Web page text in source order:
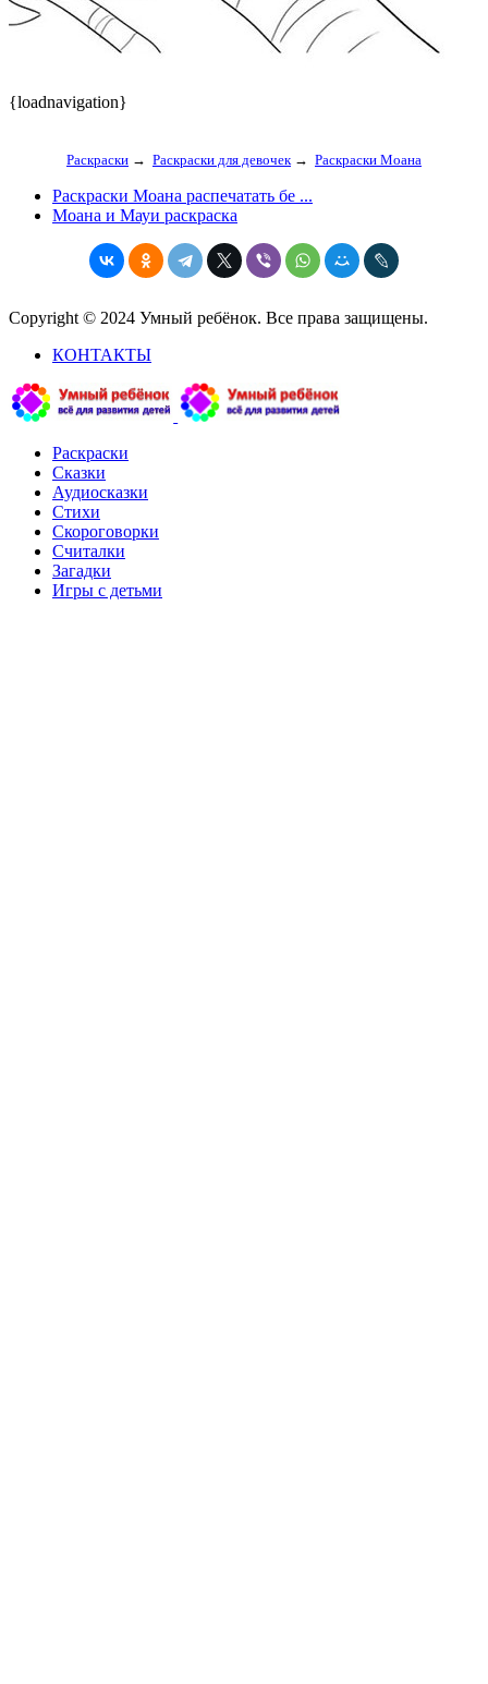
{loadnavigation}
Раскраски → Раскраски для девочек → Раскраски Моана
Раскраски Моана распечатать бе ...
Моана и Мауи раскраска
Copyright © 2024 Умный ребёнок. Все права защищены.
КОНТАКТЫ
Раскраски
Сказки
Аудиосказки
Стихи
Скороговорки
Считалки
Загадки
Игры с детьми